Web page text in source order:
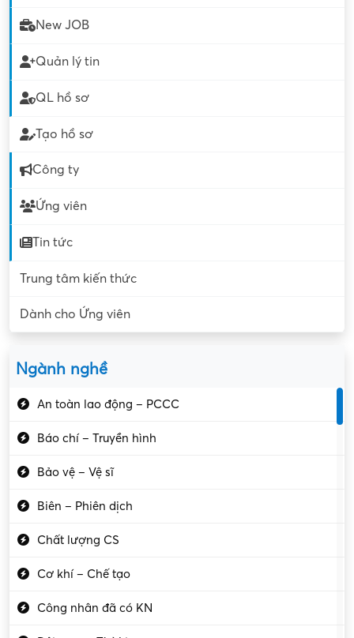
New JOB
Quản lý tin
QL hồ sơ
Tạo hồ sơ
Công ty
Ứng viên
Tin tức
Trung tâm kiến thức
Dành cho Ứng viên
Ngành nghề
An toàn lao động – PCCC
Báo chí – Truyền hình
Bảo vệ – Vệ sĩ
Biên – Phiên dịch
Chất lượng CS
Cơ khí – Chế tạo
Công nhân đã có KN